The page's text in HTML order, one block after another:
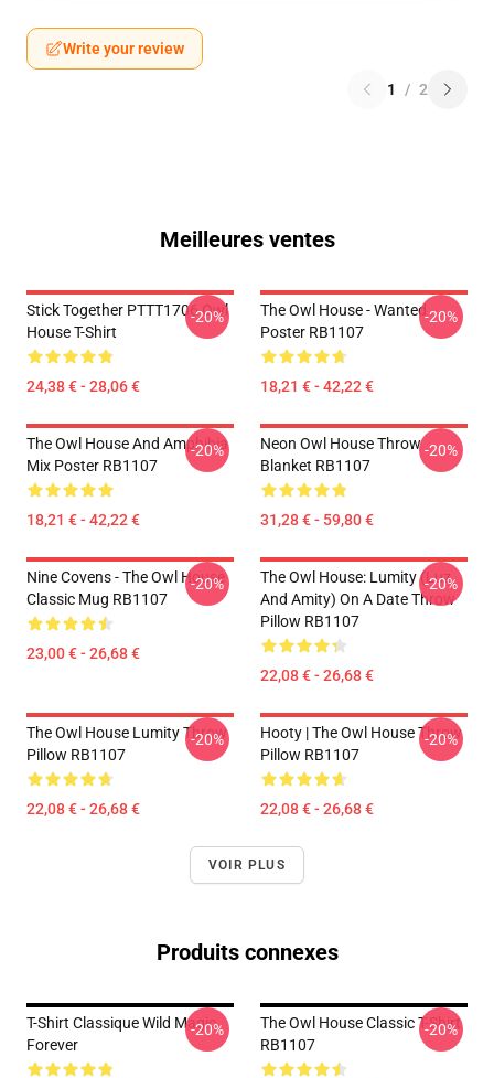
Write your review
1 / 2
Meilleures ventes
Stick Together PTTT1706 Owl
House T-Shirt
24,38 € - 28,06 €
-20%
The Owl House - Wanted
Poster RB1107
18,21 € - 42,22 €
-20%
The Owl House And Amphibia
Mix Poster RB1107
18,21 € - 42,22 €
-20%
Neon Owl House Throw
Blanket RB1107
31,28 € - 59,80 €
-20%
Nine Covens - The Owl House
Classic Mug RB1107
23,00 € - 26,68 €
-20%
The Owl House: Lumity (Luz
And Amity) On A Date Throw
Pillow RB1107
22,08 € - 26,68 €
-20%
The Owl House Lumity Throw
Pillow RB1107
22,08 € - 26,68 €
-20%
Hooty | The Owl House Throw
Pillow RB1107
22,08 € - 26,68 €
-20%
VOIR PLUS
Produits connexes
T-Shirt Classique Wild Magic
Forever
-20%
The Owl House Classic T-Shirt
RB1107
-20%